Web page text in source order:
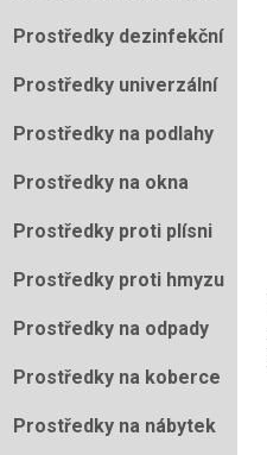
Prostředky dezinfekční
Prostředky univerzální
Prostředky na podlahy
Prostředky na okna
Prostředky proti plísni
Prostředky proti hmyzu
Prostředky na odpady
Prostředky na koberce
Prostředky na nábytek